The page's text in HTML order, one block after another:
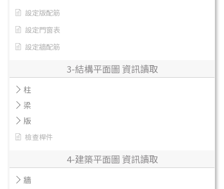
設定版配筋
設定門窗表
設定牆配筋
3-結構平面圖 資訊讀取
柱
梁
版
檢查桿件
4-建築平面圖 資訊讀取
牆